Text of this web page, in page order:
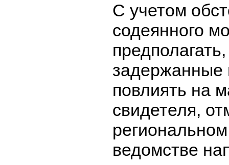
С учетом
содеянного
задержанные
повлиять на
свидетеля,
ведомстве